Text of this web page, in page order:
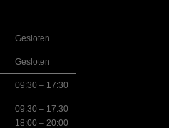
Gesloten
Gesloten
09:30 – 17:30
09:30 – 17:30
18:00 – 20:00